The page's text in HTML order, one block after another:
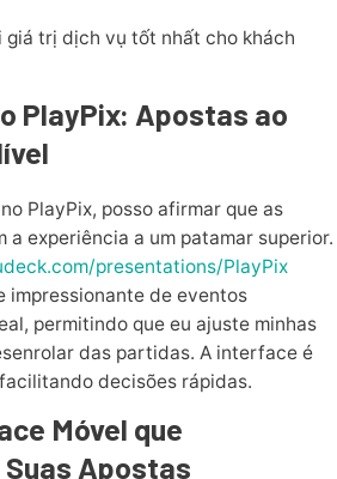
giá trị dịch vụ tốt nhất cho khách
PlayPix: Apostas ao
PlayPix, posso afirmar que as
a experiência a um patamar superior.
presentations/PlayPix
impressionante de eventos
permitindo que eu ajuste minhas
das partidas. A interface é
decisões rápidas.
Móvel que
Suas Apostas